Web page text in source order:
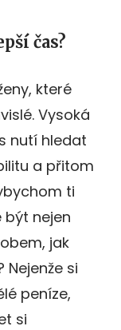
čas?
které
Vysoká
nutí hledat
a přitom
ti
být nejen
jak
si
peníze,
si